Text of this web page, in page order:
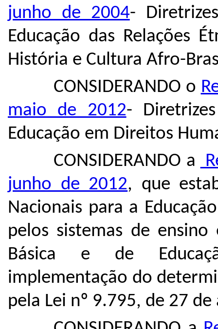
junho de 2004-
Educação das Relações
História e Cultura Afro-
CONSIDERANDO o
maio de 2012-
Educação em Direitos
CONSIDERANDO a
junho de 2012, que
Nacionais para a
pelos sistemas de ensino
Básica e de
implementação do
pela Lei nº 9.795, de 27